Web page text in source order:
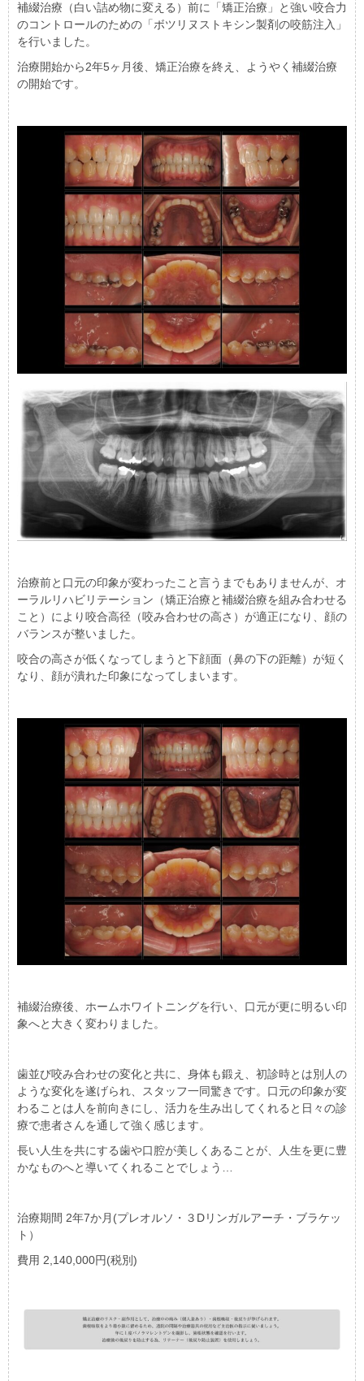
補綴治療（白い詰め物に変える）前に「矯正治療」と強い咬合力
のコントロールのための「ボツリヌストキシン製剤の咬筋注入」
を行いました。
治療開始から2年5ヶ月後、矯正治療を終え、ようやく補綴治療
の開始です。
治療前と口元の印象が変わったこと言うまでもありませんが、オ
ーラルリハビリテーション（矯正治療と補綴治療を組み合わせる
こと）により咬合高径（咬み合わせの高さ）が適正になり、顔の
バランスが整いました。
咬合の高さが低くなってしまうと下顔面（鼻の下の距離）が短く
なり、顔が潰れた印象になってしまいます。
補綴治療後、ホームホワイトニングを行い、口元が更に明るい印
象へと大きく変わりました。
歯並び咬み合わせの変化と共に、身体も鍛え、初診時とは別人の
ような変化を遂げられ、スタッフ一同驚きです。口元の印象が変
わることは人を前向きにし、活力を生み出してくれると日々の診
療で患者さんを通して強く感じます。
長い人生を共にする歯や口腔が美しくあることが、人生を更に豊
かなものへと導いてくれることでしょう…
治療期間 2年7か月(プレオルソ・３Dリンガルアーチ・ブラケッ
ト）
費用 2,140,000円(税別)